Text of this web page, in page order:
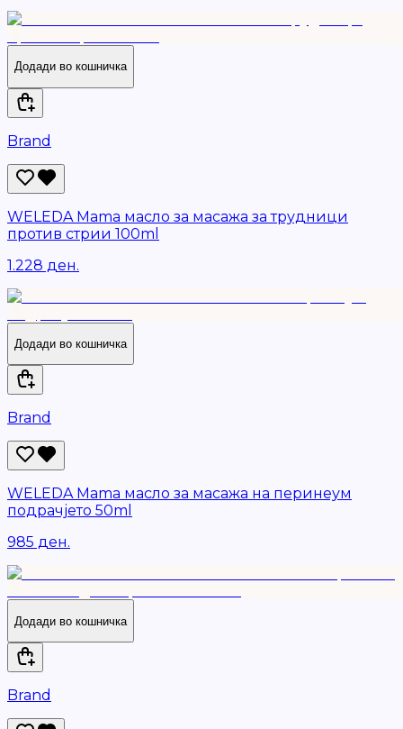
Додади во кошничка
Brand
WELEDA Mama масло за масажа за трудници
против стрии 100ml
1.228 ден.
Додади во кошничка
Brand
WELEDA Mama масло за масажа на перинеум
подрачјето 50ml
985 ден.
Додади во кошничка
Brand